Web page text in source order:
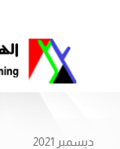
ديسمبر 2021